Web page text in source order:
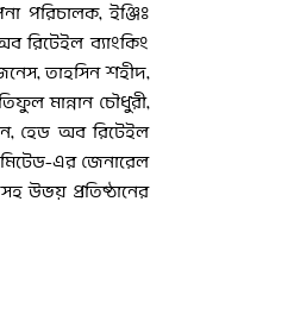
পরিচালক, ইঞ্জিঃ
রিটেইল ব্যাংকিং
তাহসিন শহীদ,
মান্নান চৌধুরী,
হেড অব রিটেইল
এর জেনারেল
উভয় প্রতিষ্ঠানের